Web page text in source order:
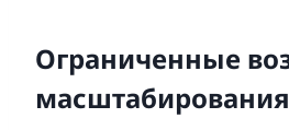
Ограниченные
масштабирования